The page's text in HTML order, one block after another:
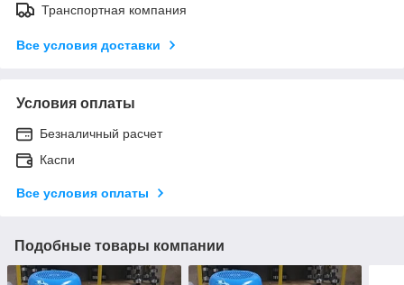
Транспортная компания
Все условия доставки
Условия оплаты
Безналичный расчет
Каспи
Все условия оплаты
Подобные товары компании